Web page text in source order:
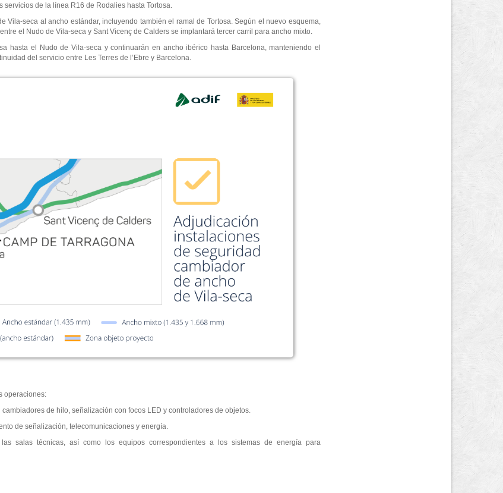
de la línea R16 de Rodalies hasta Tortosa.
Vila-seca al ancho estándar, incluyendo también el ramal de Tortosa. Según el nuevo esquema,
el Nudo de Vila-seca y Sant Vicenç de Calders se implantará tercer carril para ancho mixto.
hasta el Nudo de Vila-seca y continuarán en ancho ibérico hasta Barcelona, manteniendo el
del servicio entre Les Terres de l’Ebre y Barcelona.
operaciones:
de hilo, señalización con focos LED y controladores de objetos.
de señalización, telecomunicaciones y energía.
salas técnicas, así como los equipos correspondientes a los sistemas de energía para